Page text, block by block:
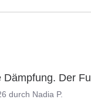
Der
durch Nadia P.